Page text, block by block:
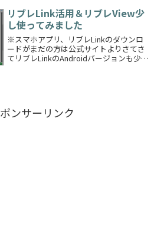
は実は一度も出番がなく、いつも期限切
れで捨てておりました💦毎...
リブレLink活用＆リブレView少
し使ってみました
※スマホアプリ、リブレLinkのダウンロ
ードがまだの方は公式サイトよりさてさ
てリブレLinkのAndroidバージョンも少し
ンサーリンク